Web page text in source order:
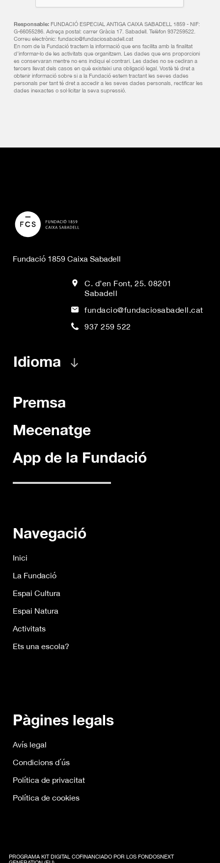
Responsable: FUNDACIÓ ESPECIAL ANTIGA CAIXA SABADELL 1859 - NIF:
G-66055286. Adreça postal: carrer Gràcia 17. Sabadell. Telèfon 937259522.
Correu electrònic: fundacio@fundaciosabadell.cat
En nom de la Fundació tractem la informació que ens facilita amb la finalitat
d’informar-lo de les activitats que organitzem. Les dades que ens proporcioni
es conservaran mentre no ens indiqui el contrari. Les dades no se cediran a
tercers llevat dels casos en què existeixi una obligació legal. Vostè té dret a
obtenir informació sobre si a la Fundació estem tractant les seves dades
personals per tant té dret a accedir a les seves dades personals, rectificar les
dades inexactes o sol·licitar la seva supressió.
Fundació 1859 Caixa Sabadell
C. d’en Font, 25. 08201
Sabadell
fundacio@fundaciosabadell.cat
937 259 522
Navegació
Inici
La Fundació
Espai Cultura
Espai Natura
Activitats
Ets una escola?
Pàgines legals
Avís legal
Condicions d´ús
Política de privacitat
Política de cookies
Premsa
Mecenatge
App de la Fundació
Idioma
PROGRAMA KIT DIGITAL COFINANCIADO POR LOS FONDOSNEXT